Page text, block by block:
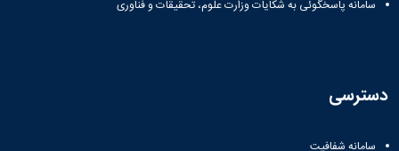
سامانه پاسخگوئی به شکایات وزارت علوم، تحقیقات و فناوری
دسترسی
سامانه شفافیت